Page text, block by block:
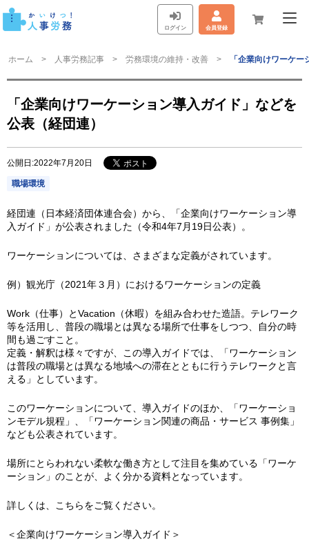
ログイン 会員登録
ホーム 人事労務記事 労務環境の維持・改善 「企業向けワーケ
「企業向けワーケーション導入ガイド」などを
公表（経団連）
公開日:2022年7月20日
職場環境
経団連（日本経済団体連合会）から、「企業向けワーケーション導
入ガイド」が公表されました（令和4年7月19日公表）。
ワーケーションについては、さまざまな定義がされています。
例）観光庁（2021年３月）におけるワーケーションの定義
Work（仕事）とVacation（休暇）を組み合わせた造語。テレワーク
等を活用し、普段の職場とは異なる場所で仕事をしつつ、自分の時
間も過ごすこと。
定義・解釈は様々ですが、この導入ガイドでは、「ワーケーション
は普段の職場とは異なる地域への滞在とともに行うテレワークと言
える」としています。
このワーケーションについて、導入ガイドのほか、「ワーケーショ
ンモデル規程」、「ワーケーション関連の商品・サービス 事例集」
なども公表されています。
場所にとらわれない柔軟な働き方として注目を集めている「ワーケ
ーション」のことが、よく分かる資料となっています。
詳しくは、こちらをご覧ください。
＜企業向けワーケーション導入ガイド＞